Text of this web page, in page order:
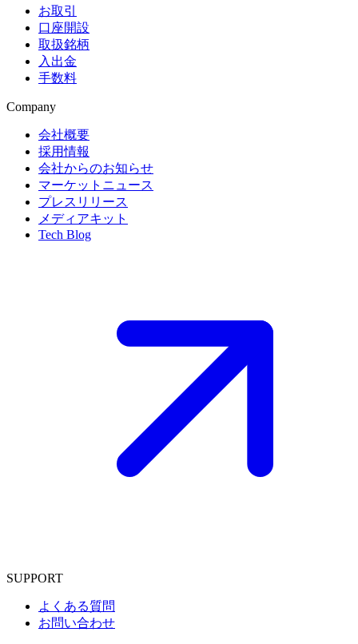
お取引
口座開設
取扱銘柄
入出金
手数料
Company
会社概要
採用情報
会社からのお知らせ
マーケットニュース
プレスリリース
メディアキット
Tech Blog
SUPPORT
よくある質問
お問い合わせ